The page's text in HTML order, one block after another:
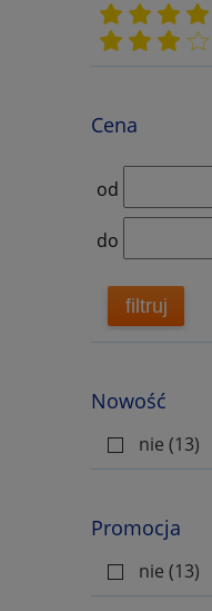
Cena
od
do
filtruj
Nowość
nie (13)
Promocja
nie (13)